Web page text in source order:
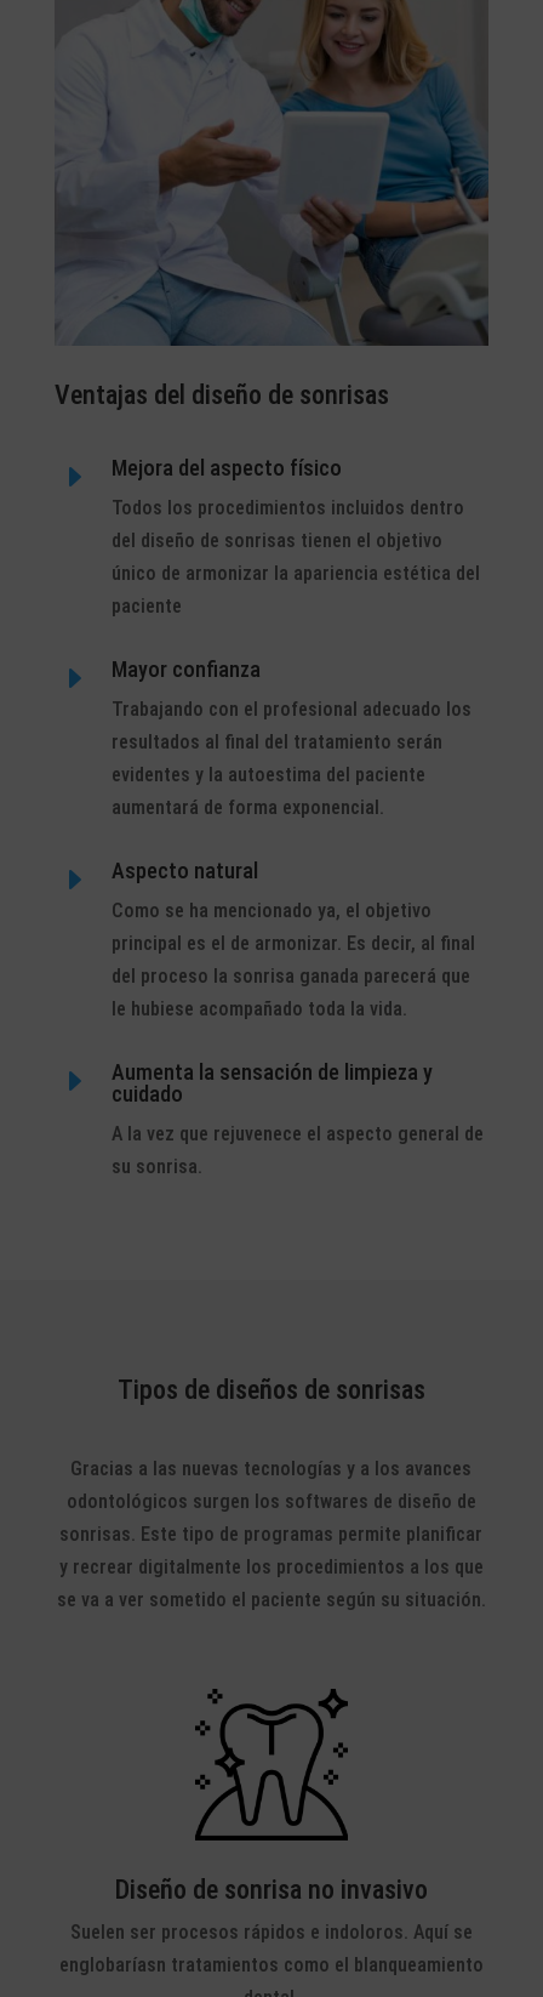
Ventajas del diseño de sonrisas
E Mejora del aspecto físico
Todos los procedimientos incluidos dentro
del diseño de sonrisas tienen el objetivo
único de armonizar la apariencia estética del
paciente
E Mayor confianza
Trabajando con el profesional adecuado los
resultados al final del tratamiento serán
evidentes y la autoestima del paciente
aumentará de forma exponencial.
E Aspecto natural
Como se ha mencionado ya, el objetivo
principal es el de armonizar. Es decir, al final
del proceso la sonrisa ganada parecerá que
le hubiese acompañado toda la vida.
E
Aumenta la sensación de limpieza y
cuidado
A la vez que rejuvenece el aspecto general de
su sonrisa.
Tipos de diseños de sonrisas
Gracias a las nuevas tecnologías y a los avances
odontológicos surgen los softwares de diseño de
sonrisas. Este tipo de programas permite planificar
y recrear digitalmente los procedimientos a los que
se va a ver sometido el paciente según su situación.
Diseño de sonrisa no invasivo
Suelen ser procesos rápidos e indoloros. Aquí se
englobaríasn tratamientos como el blanqueamiento